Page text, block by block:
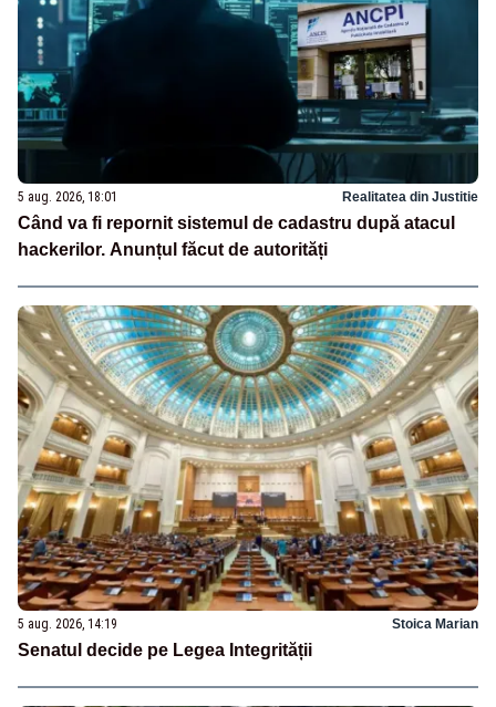
5 aug. 2026, 18:01 Realitatea din Justitie
Când va fi repornit sistemul de cadastru după atacul
hackerilor. Anunțul făcut de autorități
5 aug. 2026, 14:19 Stoica Marian
Senatul decide pe Legea Integrității